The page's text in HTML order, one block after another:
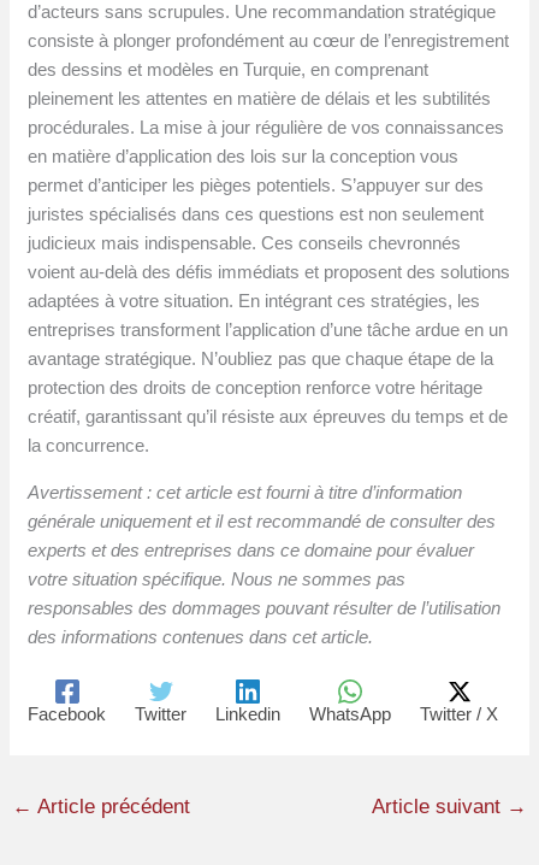
d’acteurs sans scrupules. Une recommandation stratégique
consiste à plonger profondément au cœur de l’enregistrement
des dessins et modèles en Turquie, en comprenant
pleinement les attentes en matière de délais et les subtilités
procédurales. La mise à jour régulière de vos connaissances
en matière d’application des lois sur la conception vous
permet d’anticiper les pièges potentiels. S’appuyer sur des
juristes spécialisés dans ces questions est non seulement
judicieux mais indispensable. Ces conseils chevronnés
voient au-delà des défis immédiats et proposent des solutions
adaptées à votre situation. En intégrant ces stratégies, les
entreprises transforment l’application d’une tâche ardue en un
avantage stratégique. N’oubliez pas que chaque étape de la
protection des droits de conception renforce votre héritage
créatif, garantissant qu’il résiste aux épreuves du temps et de
la concurrence.
Avertissement : cet article est fourni à titre d’information
générale uniquement et il est recommandé de consulter des
experts et des entreprises dans ce domaine pour évaluer
votre situation spécifique. Nous ne sommes pas
responsables des dommages pouvant résulter de l’utilisation
des informations contenues dans cet article.
Facebook Twitter Linkedin WhatsApp Twitter / X
← Article précédent Article suivant →